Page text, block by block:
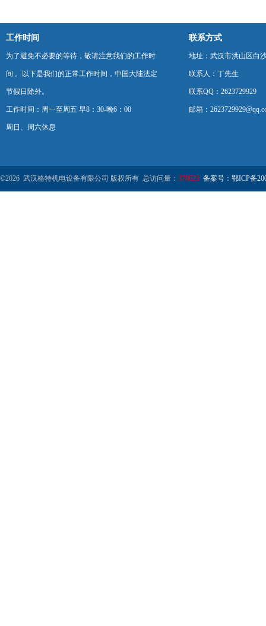
工作时间
为了避免不必要的等待，敬请注意我们的工作时
间 。以下是我们的正常工作时间，中国大陆法定
节假日除外。
工作时间：周一至周五 早8：30-晚6：00
周日、周六休息
联系方式
地址：武汉市洪山区白
联系人：丁先生
联系QQ：2623729929
邮箱：
©2026 武汉格特机电设备有限公司 版权所有 总访问量： 378623 备案号：鄂ICP备